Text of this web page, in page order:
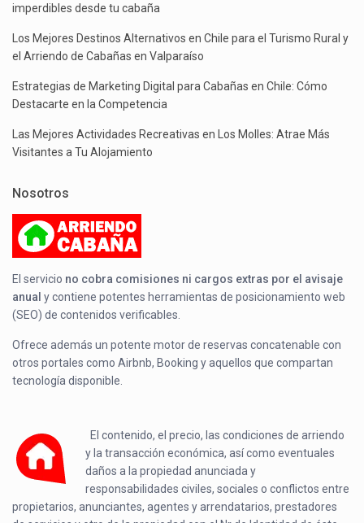
imperdibles desde tu cabaña
Los Mejores Destinos Alternativos en Chile para el Turismo Rural y
el Arriendo de Cabañas en Valparaíso
Estrategias de Marketing Digital para Cabañas en Chile: Cómo
Destacarte en la Competencia
Las Mejores Actividades Recreativas en Los Molles: Atrae Más
Visitantes a Tu Alojamiento
Nosotros
El servicio no cobra comisiones ni cargos extras por el avisaje
anual y contiene potentes herramientas de posicionamiento web
(SEO) de contenidos verificables.
Ofrece además un potente motor de reservas concatenable con
otros portales como Airbnb, Booking y aquellos que compartan
tecnología disponible.
El contenido, el precio, las condiciones de arriendo
y la transacción económica, así como eventuales
daños a la propiedad anunciada y
responsabilidades civiles, sociales o conflictos entre
propietarios, anunciantes, agentes y arrendatarios, prestadores